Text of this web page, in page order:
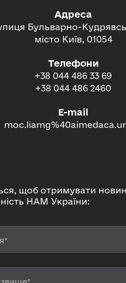
Адреса
Бульварно-
місто Київ, 01054
Телефони
+38 044 486 33 69
+38 044 486 2460
E-mail
щоб отримувати
НАМ України: